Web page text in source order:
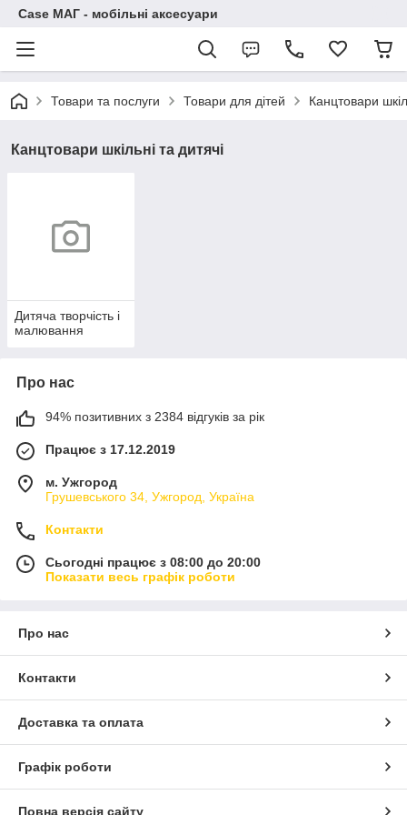
Case МАГ - мобільні аксесуари
Товари та послуги Товари для дітей Канцтовари
Канцтовари шкільні та дитячі
Дитяча творчість і
малювання
Про нас
94% позитивних з 2384 відгуків за рік
Працює з 17.12.2019
м. Ужгород
Грушевського 34, Ужгород, Україна
Контакти
Сьогодні працює з 08:00 до 20:00
Показати весь графік роботи
Про нас
Контакти
Доставка та оплата
Графік роботи
Повна версія сайту